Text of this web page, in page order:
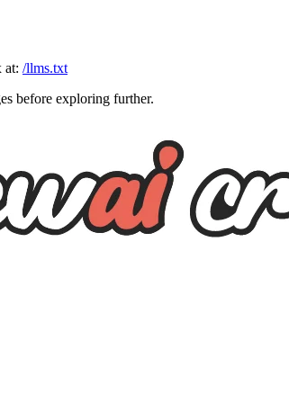
at: /llms.txt
before exploring further.